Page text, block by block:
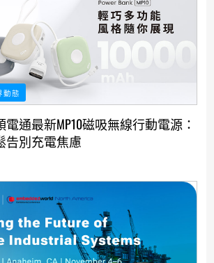
動態
通最新MP10磁吸無線行動電源：
告別充電焦慮